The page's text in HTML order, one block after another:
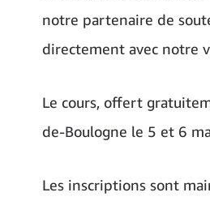
notre partenaire de
directement avec notre
Le cours, offert
de-Boulogne le 5 et 6
Les inscriptions sont